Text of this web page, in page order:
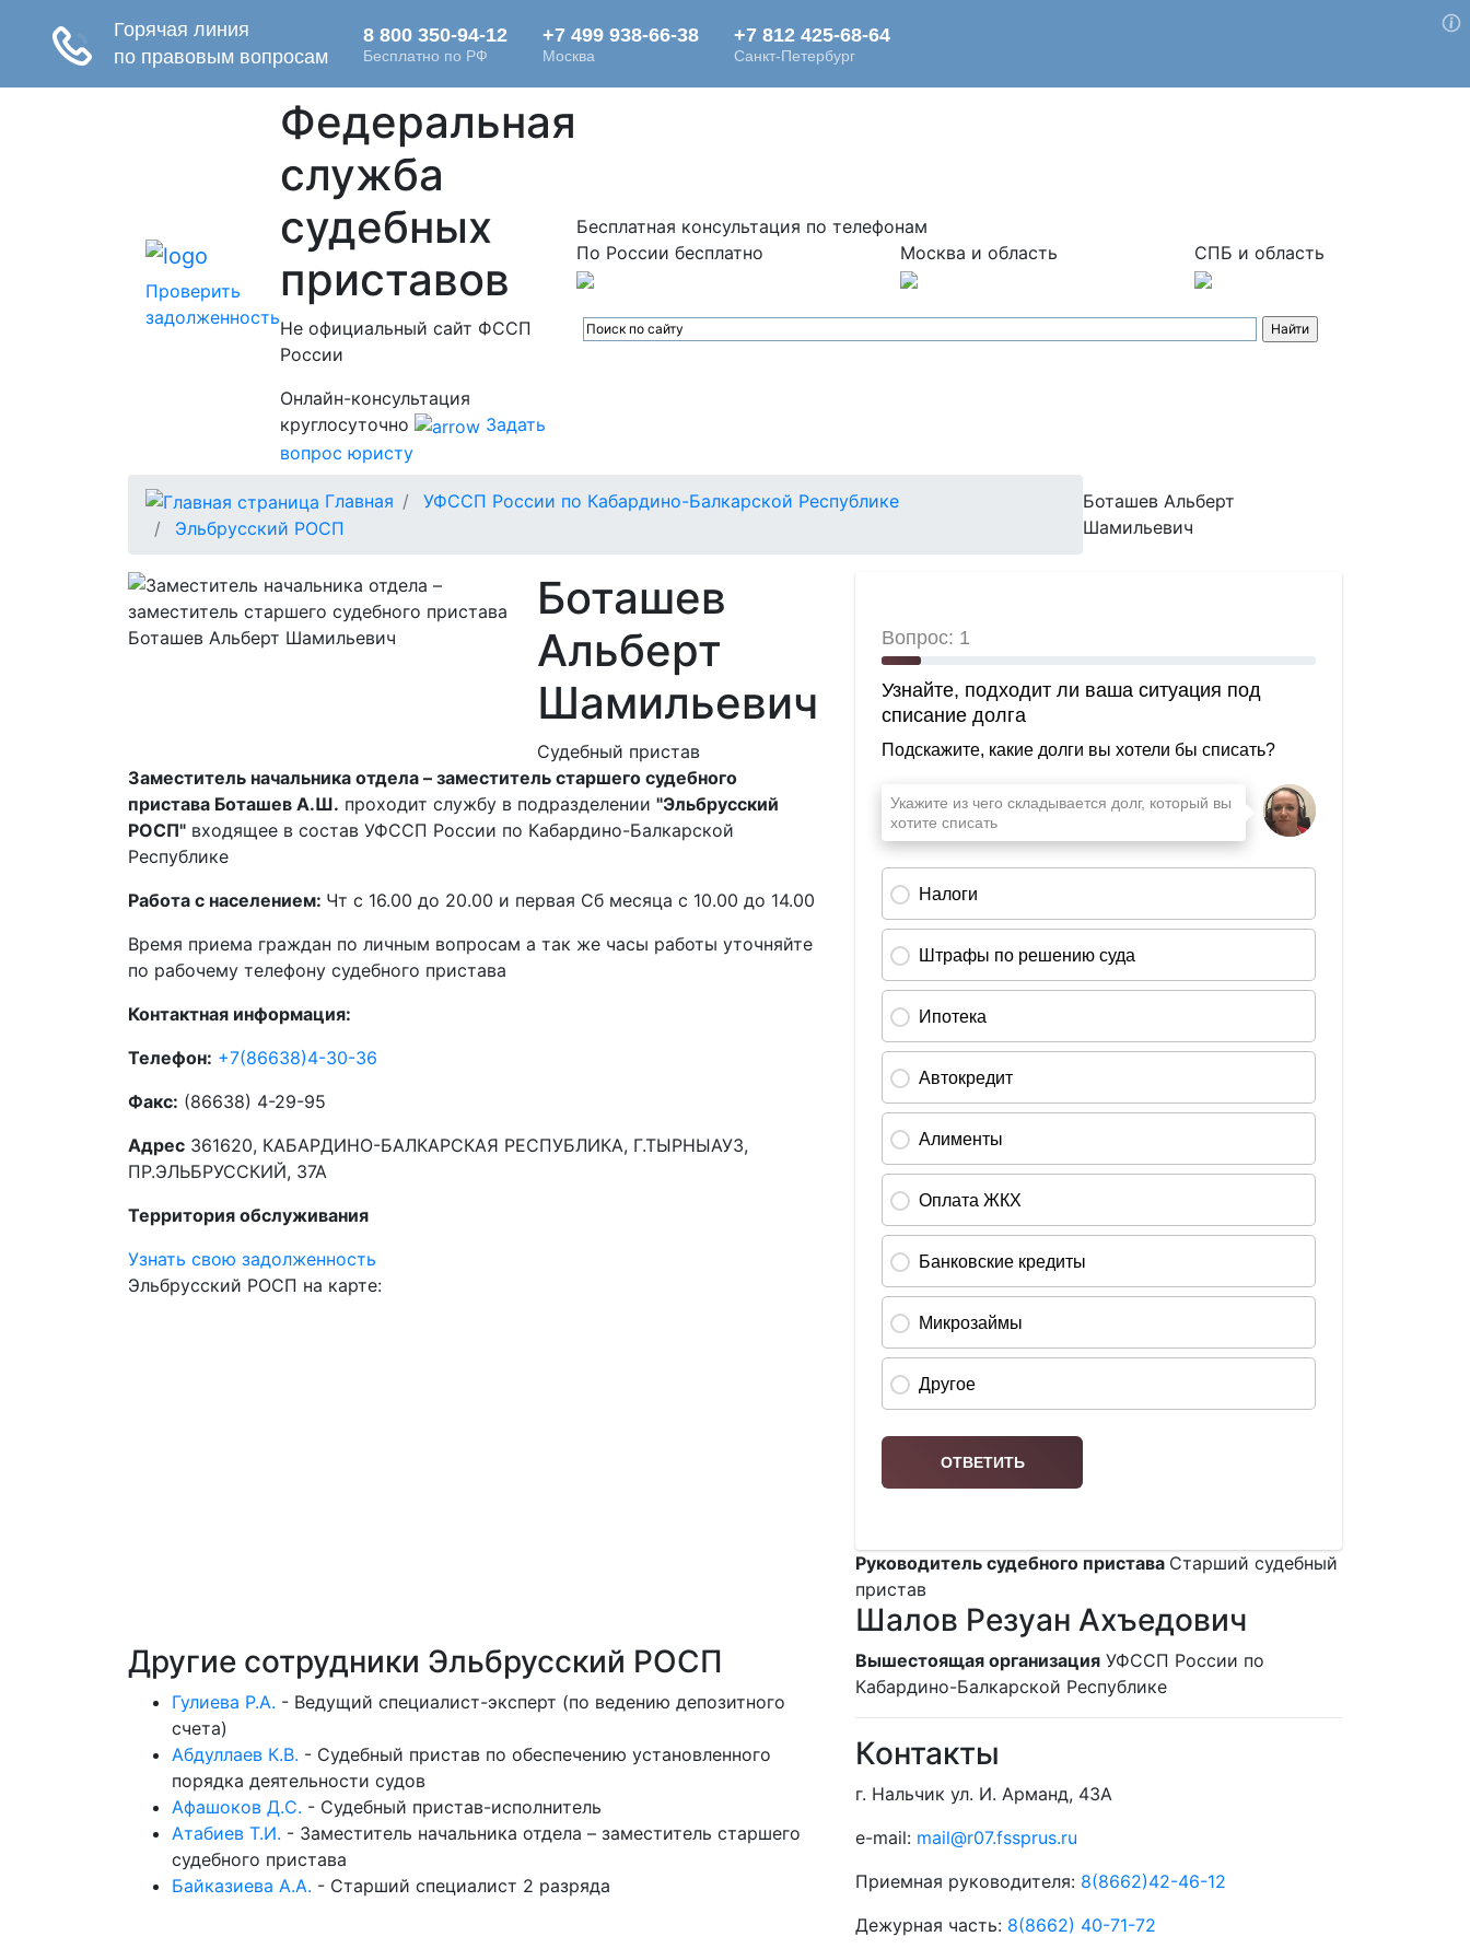
Проверить
задолженность
Федеральная
служба
судебных
приставов
Не официальный сайт ФССП
России
Онлайн-консультация
круглосуточно
Задать
вопрос юристу
Бесплатная консультация по телефонам
По России бесплатно
Москва и область СПБ и область
Главная
УФССП России по Кабардино-Балкарской Республике
Эльбрусский РОСП
Боташев Альберт
Шамильевич
Боташев
Альберт
Шамильевич
Судебный пристав
Заместитель начальника отдела – заместитель старшего судебного
пристава Боташев А.Ш. проходит службу в подразделении "Эльбрусский
РОСП" входящее в состав УФССП России по Кабардино-Балкарской
Республике
Работа с населением: Чт с 16.00 до 20.00 и первая Сб месяца с 10.00 до 14.00
Время приема граждан по личным вопросам а так же часы работы уточняйте
по рабочему телефону судебного пристава
Контактная информация:
Телефон: +7(86638)4-30-36
Факс: (86638) 4-29-95
Адрес 361620, КАБАРДИНО-БАЛКАРСКАЯ РЕСПУБЛИКА, Г.ТЫРНЫАУЗ,
ПР.ЭЛЬБРУССКИЙ, 37А
Территория обслуживания
Узнать свою задолженность
Эльбрусский РОСП на карте:
Другие сотрудники Эльбрусский РОСП
Гулиева Р.А. - Ведущий специалист-эксперт (по ведению депозитного
счета)
Абдуллаев К.В. - Судебный пристав по обеспечению установленного
порядка деятельности судов
Афашоков Д.С. - Судебный пристав-исполнитель
Атабиев Т.И. - Заместитель начальника отдела – заместитель старшего
судебного пристава
Байказиева А.А. - Старший специалист 2 разряда
Руководитель судебного пристава Старший судебный
пристав
Шалов Резуан Ахъедович
Вышестоящая организация УФССП России по
Кабардино-Балкарской Республике
Контакты
г. Нальчик ул. И. Арманд, 43А
e-mail: mail@r07.fssprus.ru
Приемная руководителя: 8(8662)42-46-12
Дежурная часть: 8(8662) 40-71-72